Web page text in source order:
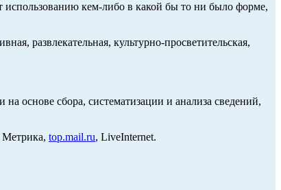
использованию кем-либо в какой бы то ни было форме,
развлекательная, культурно-просветительская,
основе сбора, систематизации и анализа сведений,
Метрика, top.mail.ru, LiveInternet.